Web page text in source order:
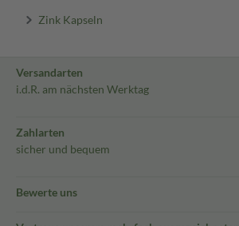
Zink Kapseln
Versandarten
i.d.R. am nächsten Werktag
Zahlarten
sicher und bequem
Bewerte uns